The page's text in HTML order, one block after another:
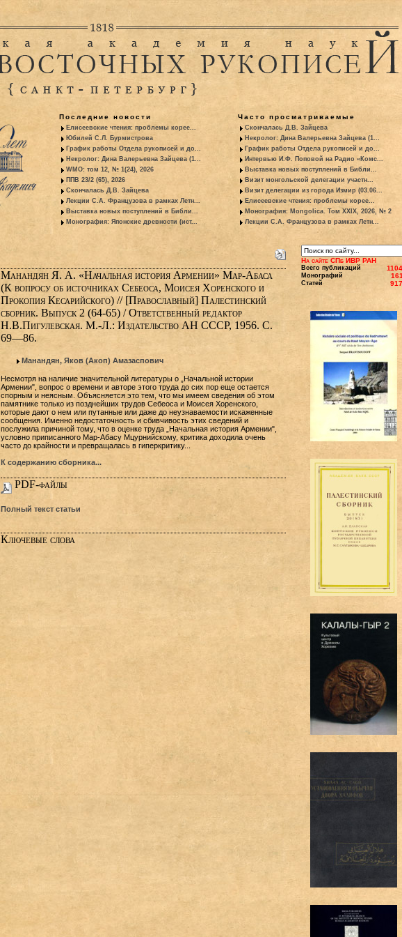
Последние новости
Елисеевские чтения: проблемы корее...
Юбилей С.Л. Бурмистрова
График работы Отдела рукописей и до...
Некролог: Дина Валерьевна Зайцева (1...
WMO: том 12, № 1(24), 2026
ППВ 23/2 (65), 2026
Скончалась Д.В. Зайцева
Лекции С.А. Французова в рамках Летн...
Выставка новых поступлений в Библи...
Монография: Японские древности (ист...
Часто просматриваемые
Скончалась Д.В. Зайцева
Некролог: Дина Валерьевна Зайцева (1...
График работы Отдела рукописей и до...
Интервью И.Ф. Поповой на Радио «Комс...
Выставка новых поступлений в Библи...
Визит монгольской делегации участн...
Визит делегации из города Измир (03.06...
Елисеевские чтения: проблемы корее...
Монография: Mongolica. Том XXIX, 2026, № 2
Лекции С.А. Французова в рамках Летн...
Манандян Я. А. «Начальная история Армении» Мар-Абаса
(К вопросу об источниках Себеоса, Моисея Хоренского и
Прокопия Кесарийского) // [Православный] Палестинский
сборник. Выпуск 2 (64-65) / Ответственный редактор
Н.В.Пигулевская. М.-Л.: Издательство АН СССР, 1956. С.
69—86.
Манандян, Яков (Акоп) Амазаспович
Несмотря на наличие значительной литературы о „Начальной истории
Армении", вопрос о времени и авторе этого труда до сих пор еще остается
спорным и неясным. Объясняется это тем, что мы имеем сведения об этом
памятнике только из позднейших трудов Себеоса и Моисея Хоренского,
которые дают о нем или путанные или даже до неузнаваемости искаженные
сообщения. Именно недостаточность и сбивчивость этих сведений и
послужила причиной тому, что в оценке труда „Начальная история Армении",
условно приписанного Мар-Абасу Мцурнийскому, критика доходила очень
часто до крайности и превращалась в гиперкритику...
К содержанию сборника...
PDF-файлы
Полный текст статьи
Ключевые слова
На сайте СПб ИВР РАН
Всего публикаций
Монографий
Статей